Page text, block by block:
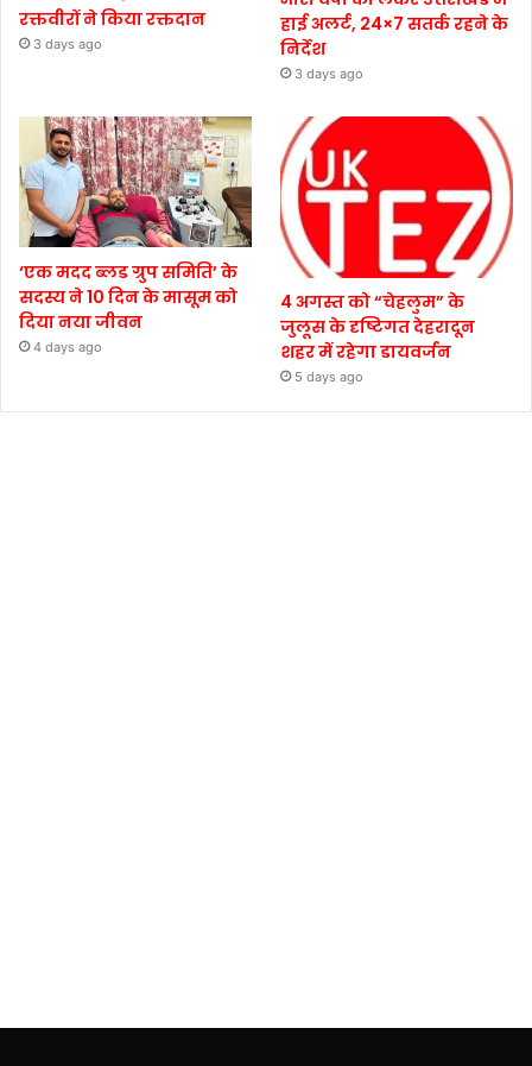
रक्तवीरों ने किया रक्तदान
3 days ago
हाई अलर्ट, 24×7 सतर्क रहने के
निर्देश
3 days ago
‘एक मदद ब्लड ग्रुप समिति’ के
सदस्य ने 10 दिन के मासूम को
दिया नया जीवन
4 days ago
4 अगस्त को “चेहलुम” के
जुलूस के दृष्टिगत देहरादून
शहर में रहेगा डायवर्जन
5 days ago